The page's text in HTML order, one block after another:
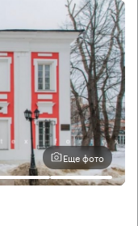
Еще фото